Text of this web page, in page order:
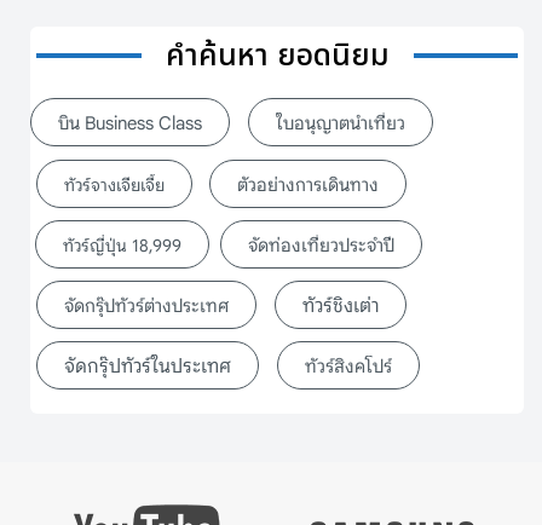
คำค้นหา ยอดนิยม
บิน Business Class ใบอนุญาตนำเที่ยว
ทัวร์จางเจียเจี้ย ตัวอย่างการเดินทาง
ทัวร์ญี่ปุ่น 18,999 จัดท่องเที่ยวประจำปี
จัดกรุ๊ปทัวร์ต่างประเทศ ทัวร์ชิงเต่า
จัดกรุ๊ปทัวร์ในประเทศ ทัวร์สิงคโปร์